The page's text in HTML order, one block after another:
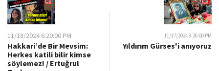
11/18/2024 6:20:00 PM
Hakkari’de Bir Mevsim:
Herkes katili bilir kimse
söylemez! / Ertuğrul
11/17/2024 8:26:00 PM
Yıldırım Gürses'i anıyoruz